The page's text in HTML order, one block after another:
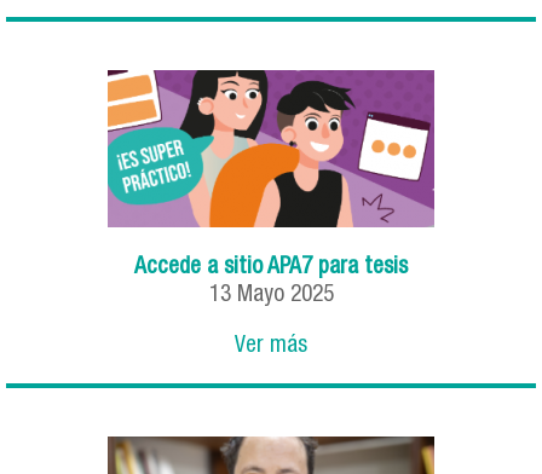
Accede a sitio APA7 para tesis
13 Mayo 2025
Ver más